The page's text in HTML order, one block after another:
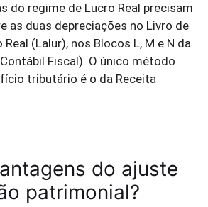
do regime de Lucro Real precisam
as duas depreciações no Livro de
(Lalur), nos Blocos L, M e N da
Fiscal). O único método
tributário é o da Receita
do ajuste
patrimonial?